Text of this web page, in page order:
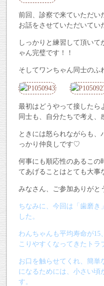
前回、診察で来ていただい
お話をさせていただいてい
しっかりと練習して頂い
ゃん完璧です！！
そしてワンちゃん同士のふ
最初はどうやって接したら
同士も、自分たちで考え、
ときには怒られながらも、
っかり仲良しです♡
何事にも順応性のあるこの
てあげることはとても大事
みなさん、ご参加ありがと
ちなみに、今回は「歯磨き
した。
わんちゃんも平均寿命が15
こりやすくなってきたトラ
お口を触らせてくれ、簡単
になるためには、小さい頃
す。